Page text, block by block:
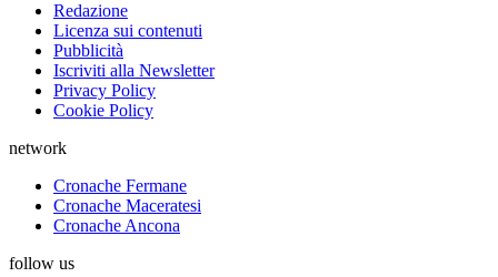
Redazione
Licenza sui contenuti
Pubblicità
Iscriviti alla Newsletter
Privacy Policy
Cookie Policy
network
Cronache Fermane
Cronache Maceratesi
Cronache Ancona
follow us